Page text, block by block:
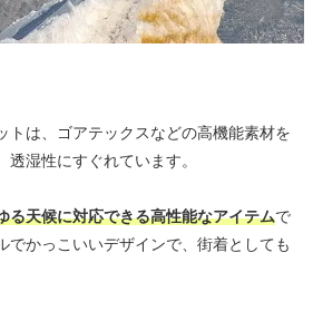
トは、ゴアテックスなどの高機能素材を
湿性にすぐれています。
る天候に対応できる高性能なアイテムで
でかっこいいデザインで、街着としても